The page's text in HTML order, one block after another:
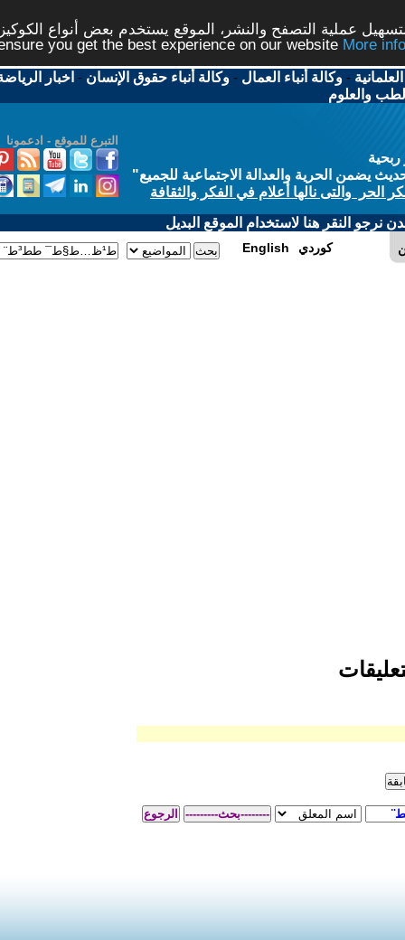
الموقع يستخدم بعض أنواع الكوكيز نرجو النقر على الزر
-وكالة أنباء حقوق الإنسان-اخبار الرياضة-اخبار
للجميع"
الفكر والثقافة
الموقع البديل